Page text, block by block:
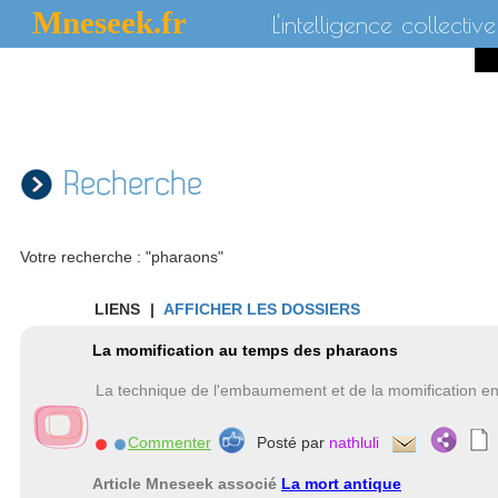
Mneseek.fr L'intelligence collective
Recherche
Votre recherche : "pharaons"
LIENS | AFFICHER LES DOSSIERS
La momification au temps des pharaons
La technique de l'embaumement et de la momification
Commenter Posté par nathluli
Article Mneseek associé La mort antique